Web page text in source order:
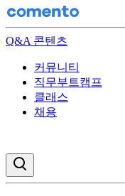
Q&A 콘텐츠
커뮤니티
직무부트캠프
클래스
채용